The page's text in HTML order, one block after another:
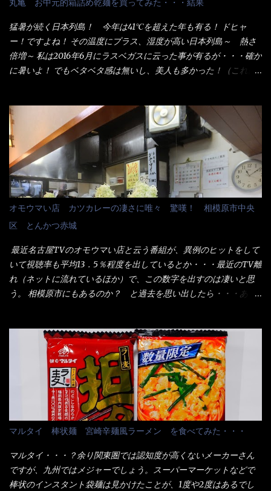
シで！』と注文したら、近場にいたオッサン店員はキョトンとし
た顔『湯なし？』（これだ全く理解していないな） すると茹で方
の若い女性店員が『いい！いい！！』とオッサンを向こうへやっ
た。 でサッサと、木桶を用意してうどんだけ入れて出して来まし
た。 な～るほど、この事か・・・ で今日の2021年後半1回目のサ
＞サイズを食べられるか？である。 前回も、大しか食べていない
からね、得がどれくらいの満腹度になるのか？ この得サイズの木
桶は、銭湯で使う洗い桶サイズだなぁ～ この木桶サイズに、満々
と湯が注がれていたら食べ進むうちに、麺が伸びてしまうだろ
う。 これなら茹で上がった直後のままで、食べ進められるじゃな
いか！ 別皿で、葱と天かすを満タンに用意して、山葵も2つ。 そ
れに湯が無い利点として、汁が薄まらない！ これだよ、こ
れ！！ 湯があると、うどんと共に汁の方へ湯までも入ってしま
う。つまりラーメンの麺にスープが絡む現象ですな。 結局、伸び
ずに汁も薄らむこともなく・・最後の方で＜だし汁＞を少し追加
しました。 腹イッパイだけど、得サイズは全てお腹の中へ収まっ
たし満足達成度100％ 苦しいと云う事も無いな！ まだ鶏天1個位
は入りそうだね。 と云う事で、今回＜釜揚げうどんの湯無し＞を
試したら、確...
丸亀 お中元的箱詰め乾麺を買ってみた・・・結果
猛暑が続く日本列島！ 今年は41℃を超えた年も有る！ ドヒャ
ー！ですよね！ その温度にプラス、湿度が高い日本列島～ 熱さ
倍増～ 私は2016年6月にラスベガスに云った事が有るが・・・確か
に暑いよ！ でもベタベタ感は無いし、美人も多かった！（これは
中元は、丁度お盆の夏場に日頃お世話になっている方への＜ご挨
拶＞としての贈り物の習慣です。 今では、大分廃れてしまってい
るかと・・・小生もお中元やお歳暮など送った事は無い！（キッ
パリ） まぁ～この慣習が残っているのは、官公庁や超大手企業戦
士（昇進目的）などの世界でしょう。 要は、ゴマスリ・・・てな
感じかな。 丸亀製麺と云えば、大阪誕生→全国区（北海道と沖縄
は？）へ広がった、讃岐饂飩チェーン店大手といっても過言では
無いでしょう。 各店舗で、毎日饂飩を打っているので饂飩好きの
方には店舗に寄って違う！と云う人も居るらしい・・ そんな大手
讃岐饂飩チェーン店と関係があるのか？ 箱詰め乾麺！ このパッ
ケージからすれば、間違いなく贈答用目的でしょう。 そんな贈答
用箱詰め饂飩・・・またもやメガドンキで発見し購入！ 中身は、
この様な状態です。 乾麺の束が6束／一パックになっており、それ
1280円と云った感じです。 で私は幾らで、メガドンキでゲットし
たかって？ それは非常に言いづらい・・・色々と各方面へ忖度し
て、激安だったとだけ申し上げましょう。 早速1袋を大釜で茹で～
ハイ、約15分ほど茹で上げた状態です。 当家には、高齢者がいる
ので少し柔らかく・・・ 茹で上がった饂飩は、お店の饂飩に比べ
＜細い＞です。 どちらかと云えば、稲庭饂飩的な太さですね。 さ
てこれを、どの様に食べるか？ 長葱無かったので、玉葱を刻んで
八王子ラーメン風月見つけうどん！ 冷やし釜あげうどん～です。
ラーメン丼に、冷水を軽く張って饂飩を盛り付け、お椀に昆布出
汁つゆと長葱に山葵です。 これでツルツル～と頂きました。 良い
じゃないか～...
オモウマい店 カツカレーの凄さに唯々 驚嘆！ 相模原市中央
区 とんかつ赤城
最近名古屋TVのオモウマい店と云う番組が、異例のヒットをして
いて視聴率も平均13．5％程度を出しているとか・・・最近のTV離
れ（ネットに流れているほか）で、この数字を出すのは凄いと思
う。 相模原市にもあるのか？ と過去を思い出したら・・・あっ
当している。 まずはこれを見て欲しい！ カウンターに置かれた＜
お皿＞である。 直ぐに気づいたでしょう！ 何かキャベツが山じ
ゃないか！？ ハイ、山です。 これが標準なのです。 普通のとん
かつ屋のキャベツと比べたら、10人前ほどあるか？ 値段的には、
メイン（主流は1,000超）＋定食セット350円程と値段的には、そ
れ程では安い訳でも無いが、客足が絶えない人気店である。 そん
なメニューのなかで、リーズナブルで頂ける＜映え＞るメニュー
が＜カツカレー＞だ！ これです。 当時1,000円税込だった
が・・・今も変わらないと思うけど・・・ これが出てくると、カ
ウンター中からOH～と声が飛ぶ！ 写真は、キャベツ少なめでお願
いしています。 皿のサイズは、直径30cmほどあります。 そこに
マルタイ 棒状麺 宮崎辛麺風ラーメン を食べてみた・・・
マルタイ・・・？余り関東圏では認知度が高くないメーカーさん
ですが、九州ではメジャーでしょう。スーパーマーケットなどで
棒状のインスタント袋麺は見かけたことが、1度や2度はあるでし